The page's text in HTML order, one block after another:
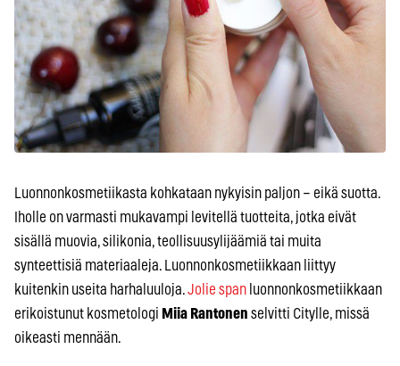
Luonnonkosmetiikasta kohkataan nykyisin paljon – eikä suotta.
Iholle on varmasti mukavampi levitellä tuotteita, jotka eivät
sisällä muovia, silikonia, teollisuusylijäämiä tai muita
synteettisiä materiaaleja. Luonnonkosmetiikkaan liittyy
kuitenkin useita harhaluuloja.Jolie span luonnonkosmetiikkaan
erikoistunut kosmetologi Miia Rantonen selvitti Citylle, missä
oikeasti mennään.